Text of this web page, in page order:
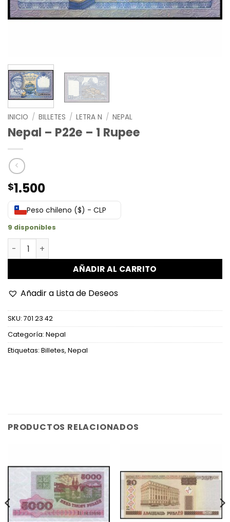
INICIO / BILLETES / LETRA N / NEPAL
Nepal – P22e – 1 Rupee
$1.500
Peso chileno ($) - CLP
9 disponibles
Nepal - P22e - 1 Rupee cantidad
AÑADIR AL CARRITO
Añadir a Lista de Deseos
SKU: 701 23 42
Categoría: Nepal
Etiquetas: Billetes, Nepal
PRODUCTOS RELACIONADOS